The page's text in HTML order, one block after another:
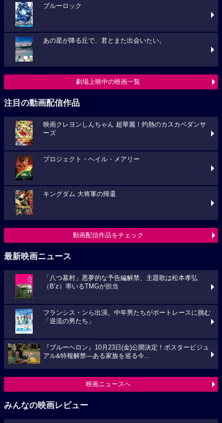
ブルーロック
あの星が降る丘で、君とまた出会いたい。
劇場上映中の映画一覧
注目の動画配信作品
映画クレヨンしんちゃん 超華麗！灼熱のカスカベダンサ
ーズ
プロジェクト・ヘイル・メアリー
キングダム 大将軍の帰還
動画配信作品をチェック
最新映画ニュース
「八つ墓村」悪夢的な予告編解禁、主題歌は松本孝弘
（B’z）率いるTMGが担当
フランシス・ンら出演。中年男たちがボートレースに挑む
「逆流の男たち」
『ブルーヘロン』10月23日(金)公開決定！ポスタービジュ
アル&特報解禁―ある家族を巡る今...
映画ニュースへ
みんなの映画レビュー